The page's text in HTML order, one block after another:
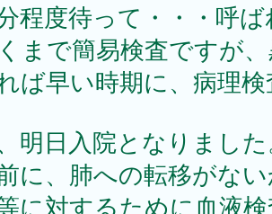
程度待って・・・呼
くまで簡易検査ですが
ば早い時期に、病理
明日入院となりました
に、肺への転移がな
に対するために血液